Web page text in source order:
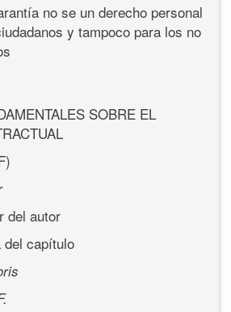
no se un derecho personal
y tampoco para los no
SOBRE EL
del autor
del capítulo